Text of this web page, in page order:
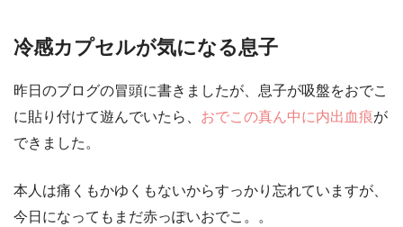
冷感カプセルが気になる息子
昨日のブログの冒頭に書きましたが、息子が吸盤をおでこ
に貼り付けて遊んでいたら、 おでこの真ん中に内出血痕が
できました。
本人は痛くもかゆくもないからすっかり忘れていますが、
今日になってもまだ赤っぽいおでこ。。